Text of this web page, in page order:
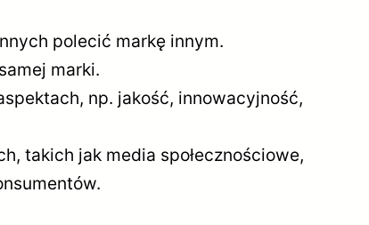
polecić markę innym.
marki.
np. jakość, innowacyjność,
takich jak media społecznościowe,